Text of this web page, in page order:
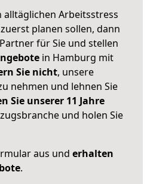
alltäglichen Arbeitsstress
planen sollen, dann
für Sie und stellen
in Hamburg mit
Sie nicht, unsere
nehmen und lehnen Sie
Sie unserer 11 Jahre
und holen Sie
aus und erhalten
.